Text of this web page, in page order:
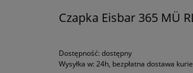
Czapka Eisbar 365 MÜ
Dostępność: dostępny
Wysyłka w: 24h, bezpłatna dostawa